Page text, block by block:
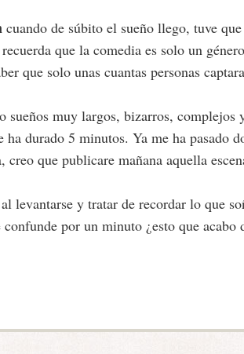
cuando de súbito el sueño llego, tuve
que la comedia es solo un
que solo unas cuantas personas
sueños muy largos, bizarros,
ha durado 5 minutos. Ya me ha pasado
que publicare mañana aquella
levantarse y tratar de recordar lo que
por un minuto ¿esto que